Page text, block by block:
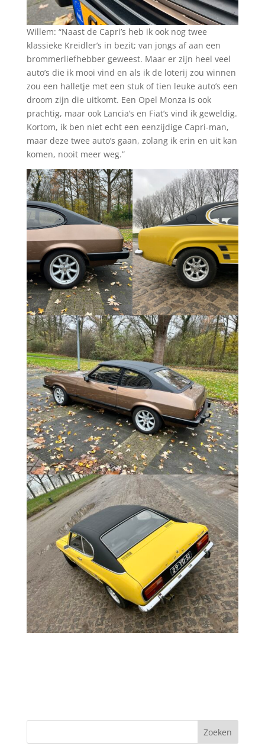
Willem: “Naast de Capri’s heb ik ook nog twee
klassieke Kreidler’s in bezit; van jongs af aan een
brommerliefhebber geweest. Maar er zijn heel veel
auto’s die ik mooi vind en als ik de loterij zou winnen
zou een halletje met een stuk of tien leuke auto’s een
droom zijn die uitkomt. Een Opel Monza is ook
prachtig, maar ook Lancia’s en Fiat’s vind ik geweldig.
Kortom, ik ben niet echt een eenzijdige Capri-man,
maar deze twee auto’s gaan, zolang ik erin en uit kan
komen, nooit meer weg.”